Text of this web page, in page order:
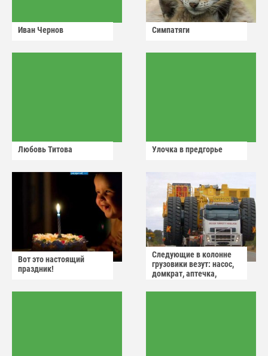
Иван Чернов Симпатяги
Любовь Титова Улочка в предгорье
Вот это настоящий
праздник!
Следующие в колонне
грузовики везут: насос,
домкрат, аптечка,